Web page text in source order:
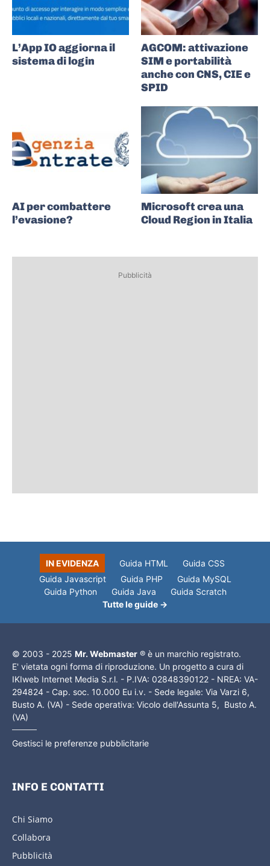
L’App IO aggiorna il
sistema di login
AGCOM: attivazione
SIM e portabilità
anche con CNS, CIE e
SPID
AI per combattere
l’evasione?
Microsoft crea una
Cloud Region in Italia
Pubblicità
IN EVIDENZA Guida HTML
Guida CSS
Guida Javascript
Guida PHP
Guida MySQL
Guida Python
Guida Java
Guida Scratch
Tutte le guide →
© 2003 - 2025 Mr. Webmaster ® è un marchio registrato.
E' vietata ogni forma di riproduzione. Un progetto a cura di
IKIweb Internet Media S.r.l. - P.IVA: 02848390122 - NREA: VA-
294824 - Cap. soc. 10.000 Eu i.v. - Sede legale: Via Varzi 6,
Busto A. (VA) - Sede operativa: Vicolo dell'Assunta 5, Busto A.
(VA)
Gestisci le preferenze pubblicitarie
INFO E CONTATTI
Chi Siamo
Collabora
Pubblicità